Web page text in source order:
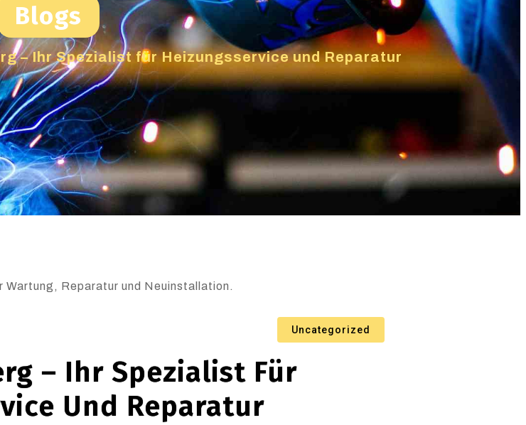
Blogs
– Ihr Spezialist für Heizungsservice und Reparatur
Reparatur und Neuinstallation.
Uncategorized
– Ihr Spezialist Für
Und Reparatur